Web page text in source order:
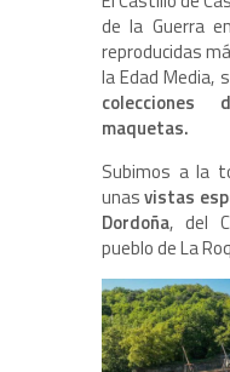
de la Guerra
reproducidas
la Edad Media,
colecciones
maquetas.
Subimos a la
unasvistas
Dordoña, del
pueblo de La